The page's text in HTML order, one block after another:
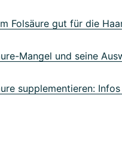
Folsäure gut für die
Mangel und seine
supplementieren: Infos